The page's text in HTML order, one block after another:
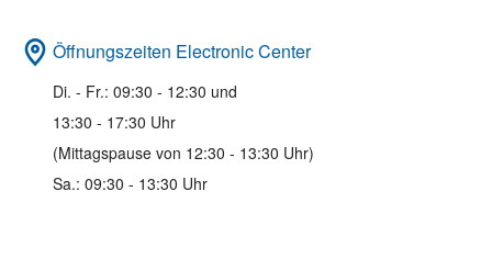
Öffnungszeiten Electronic Center
Di. - Fr.: 09:30 - 12:30 und
13:30 - 17:30 Uhr
(Mittagspause von 12:30 - 13:30 Uhr)
Sa.: 09:30 - 13:30 Uhr